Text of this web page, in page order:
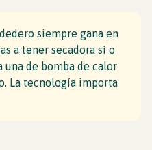
siempre gana en
a tener secadora sí o
una de bomba de calor
La tecnología importa